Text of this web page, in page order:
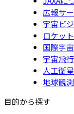
広報サ
宇宙ビ
ロケッ
国際宇
宇宙飛
人工衛
地球観
目的から探す